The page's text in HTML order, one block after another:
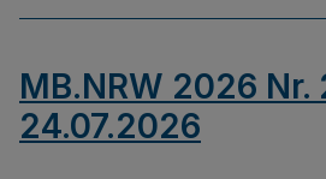
MB.NRW 2026 Nr.
24.07.2026